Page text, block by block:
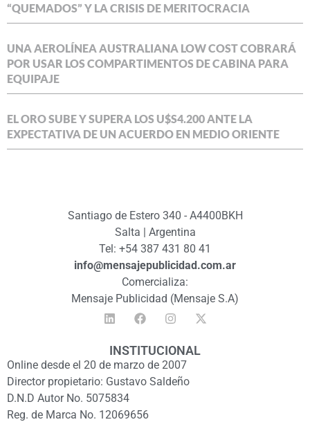
“QUEMADOS” Y LA CRISIS DE MERITOCRACIA
UNA AEROLÍNEA AUSTRALIANA LOW COST COBRARÁ
POR USAR LOS COMPARTIMENTOS DE CABINA PARA
EQUIPAJE
EL ORO SUBE Y SUPERA LOS U$S4.200 ANTE LA
EXPECTATIVA DE UN ACUERDO EN MEDIO ORIENTE
Santiago de Estero 340 - A4400BKH
Salta | Argentina
Tel: +54 387 431 80 41
info@mensajepublicidad.com.ar
Comercializa:
Mensaje Publicidad (Mensaje S.A)
INSTITUCIONAL
Online desde el 20 de marzo de 2007
Director propietario: Gustavo Saldeño
D.N.D Autor No. 5075834
Reg. de Marca No. 12069656